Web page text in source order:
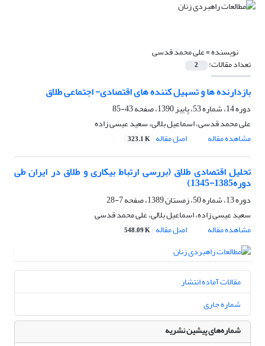
نویسنده =علی محمد قدسی
تعداد مقالات: 2
بازدارنده ها و تسهیل کننده های اقتصادی- اجتماعی طلاق
دوره 14، شماره 53، پاییز 1390، صفحه
43-85
علی محمد قدسی، اسماعیل بلالی، سعید عیسی زاده
مشاهده مقاله
اصل مقاله 323.1 K
تحلیل اقتصادی طلاق (بررسی ارتباط بیکاری و طلاق در ایران طی
دوره1385-1345)
دوره 13، شماره 50، زمستان 1389، صفحه
7-28
سعید عیسی زاده، اسماعیل بلالی، علی محمد قدسی
مشاهده مقاله
اصل مقاله 548.09 K
مقالات آماده انتشار
شماره جاری
شماره‌های پیشین نشریه